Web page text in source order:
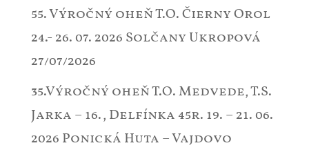
55. Výročný oheň T.O. Čierny Orol
24.- 26. 07. 2026 Solčany Ukropová
27/07/2026
35.Výročný oheň T.O. Medvede, T.S.
Jarka – 16., Delfínka 45r. 19. – 21. 06.
2026 Ponická Huta – Vajdovo